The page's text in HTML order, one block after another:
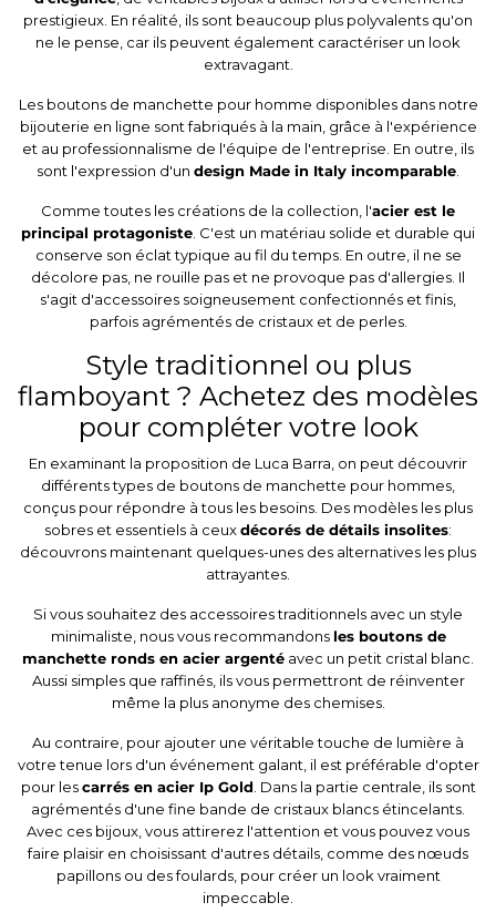
prestigieux. En réalité, ils sont beaucoup plus polyvalents qu'on
ne le pense, car ils peuvent également caractériser un look
extravagant.
Les boutons de manchette pour homme disponibles dans notre
bijouterie en ligne sont fabriqués à la main, grâce à l'expérience
et au professionnalisme de l'équipe de l'entreprise. En outre, ils
sont l'expression d'un design Made in Italy incomparable
Comme toutes les créations de la collection, l'acier est le
principal protagoniste . C'est un matériau solide et durable qui
conserve son éclat typique au fil du temps. En outre, il ne se
décolore pas, ne rouille pas et ne provoque pas d'allergies. Il
s'agit d'accessoires soigneusement confectionnés et finis,
parfois agrémentés de cristaux et de perles.
Style traditionnel ou plus
flamboyant ? Achetez des modèles
pour compléter votre look
En examinant la proposition de Luca Barra, on peut découvrir
différents types de boutons de manchette pour hommes,
conçus pour répondre à tous les besoins. Des modèles les plus
sobres et essentiels à ceuxdécorés de détails insolites:
découvrons maintenant quelques-unes des alternatives les plus
attrayantes.
Si vous souhaitez des accessoires traditionnels avec un style
minimaliste, nous vous recommandons les boutons de
manchette ronds en acier argenté avec un petit cristal blanc.
Aussi simples que raffinés, ils vous permettront de réinventer
même la plus anonyme des chemises.
Au contraire, pour ajouter une véritable touche de lumière à
votre tenue lors d'un événement galant, il est préférable d'opter
pour lescarrés en acier Ip Gold . Dans la partie centrale, ils sont
agrémentés d'une fine bande de cristaux blancs étincelants.
Avec ces bijoux, vous attirerez l'attention et vous pouvez vous
faire plaisir en choisissant d'autres détails, comme des nœuds
papillons ou des foulards, pour créer un look vraiment
impeccable.